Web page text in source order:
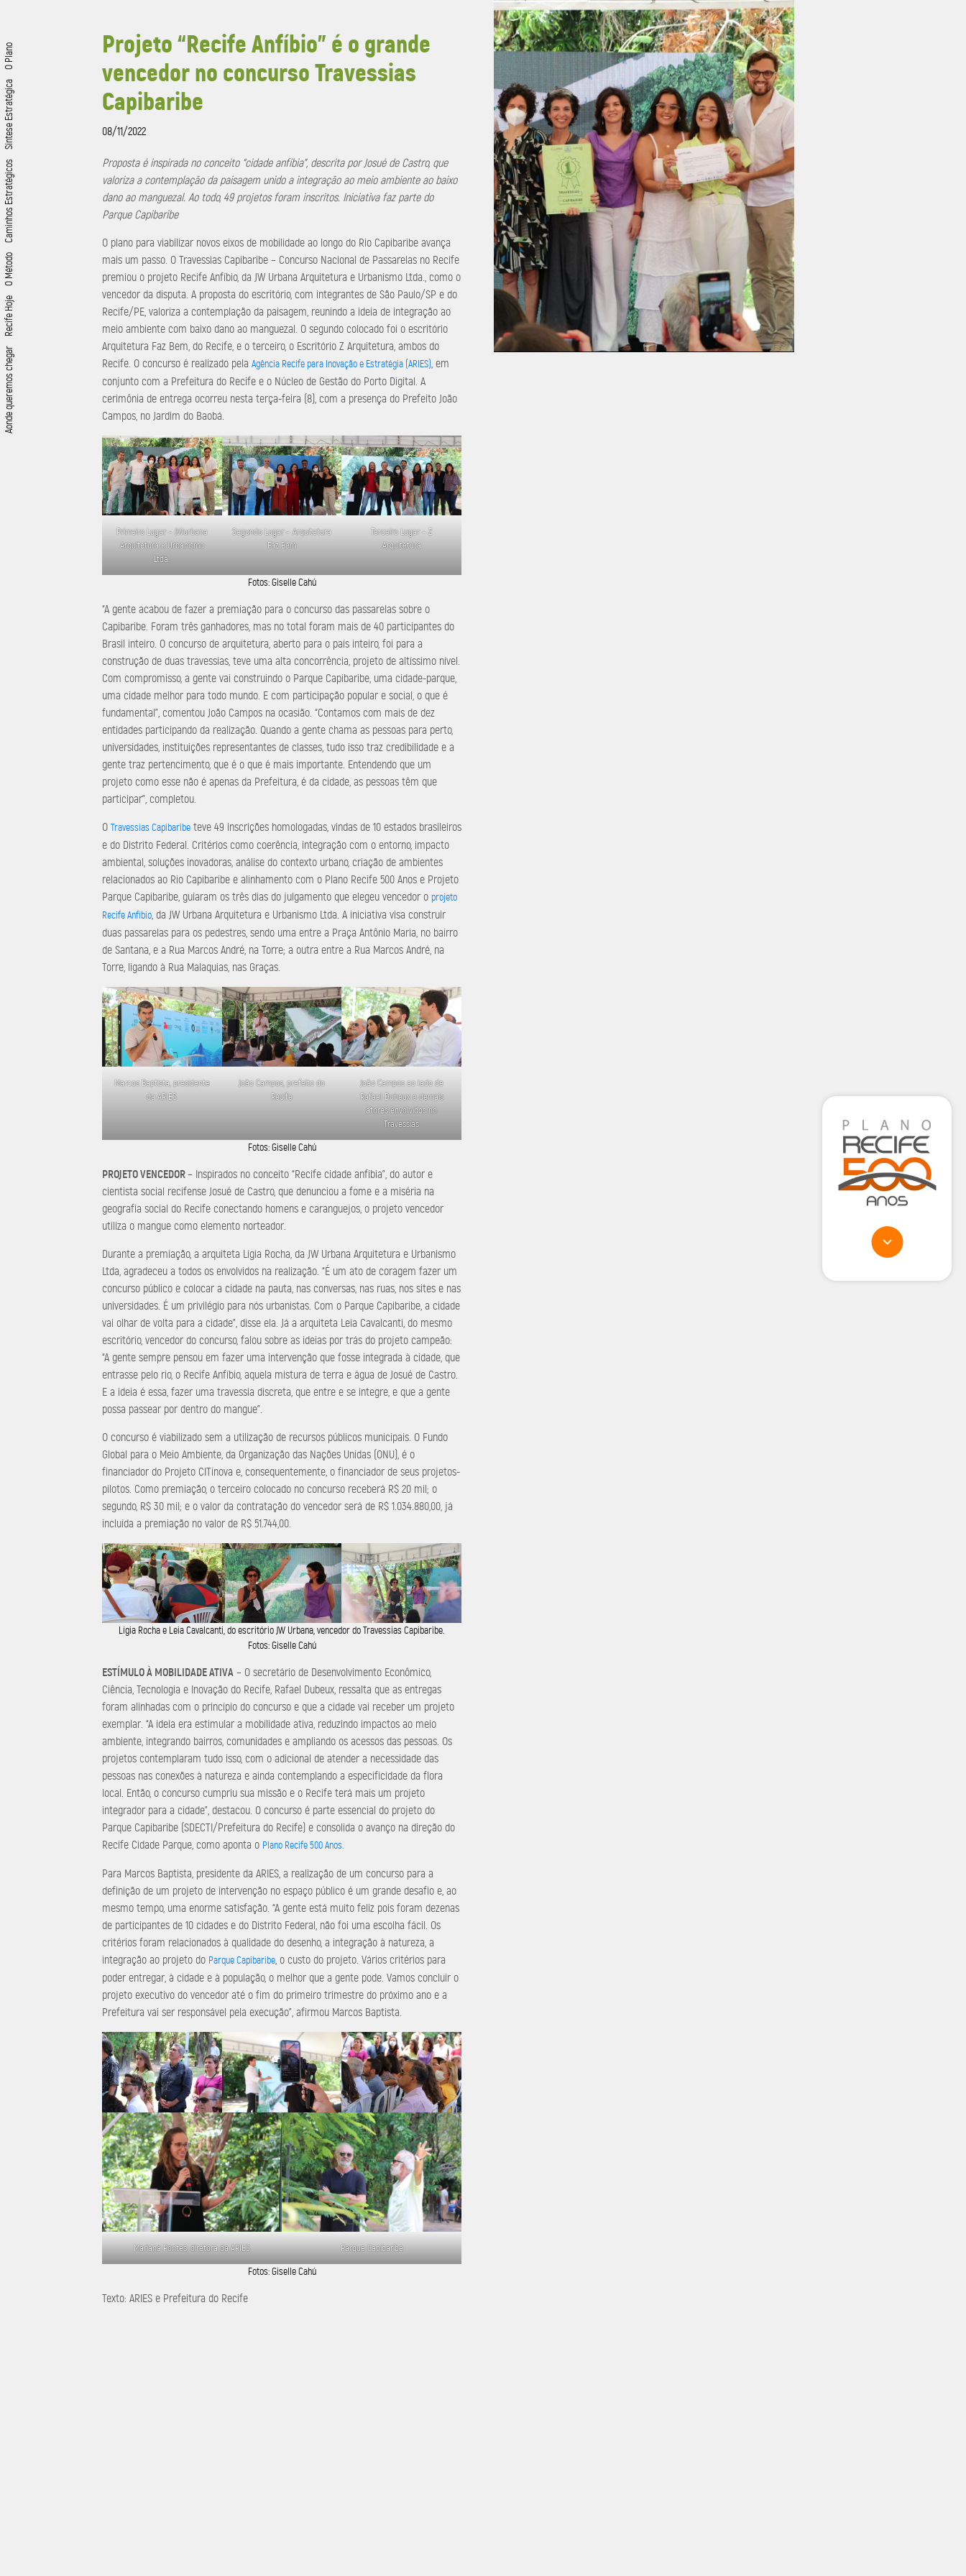
Aonde queremos chegar
Recife Hoje
O Método
Caminhos Estratégicos
Síntese Estratégica
O Plano
Projeto “Recife Anfíbio” é o grande
vencedor no concurso Travessias
Capibaribe
08/11/2022
Proposta é inspirada no conceito “cidade anfíbia”, descrita por Josué de Castro, que
valoriza a contemplação da paisagem unido a integração ao meio ambiente ao baixo
dano ao manguezal. Ao todo, 49 projetos foram inscritos. Iniciativa faz parte do
Parque Capibaribe
O plano para viabilizar novos eixos de mobilidade ao longo do Rio Capibaribe avança
mais um passo. O Travessias Capibaribe – Concurso Nacional de Passarelas no Recife
premiou o projeto Recife Anfíbio, da JW Urbana Arquitetura e Urbanismo Ltda., como o
vencedor da disputa. A proposta do escritório, com integrantes de São Paulo/SP e do
Recife/PE, valoriza a contemplação da paisagem, reunindo a ideia de integração ao
meio ambiente com baixo dano ao manguezal. O segundo colocado foi o escritório
Arquitetura Faz Bem, do Recife, e o terceiro, o Escritório Z Arquitetura, ambos do
Recife. O concurso é realizado pela Agência Recife para Inovação e Estratégia (ARIES), em
conjunto com a Prefeitura do Recife e o Núcleo de Gestão do Porto Digital. A
cerimônia de entrega ocorreu nesta terça-feira (8), com a presença do Prefeito João
Campos, no Jardim do Baobá.
Primeiro Lugar – JWurbana
Arquitetura e Urbanismo
Ltda.
Segundo Lugar – Arquitetura
Faz Bem
Terceiro Lugar – Z
Arquitetura
Fotos: Giselle Cahú
“A gente acabou de fazer a premiação para o concurso das passarelas sobre o
Capibaribe. Foram três ganhadores, mas no total foram mais de 40 participantes do
Brasil inteiro. O concurso de arquitetura, aberto para o país inteiro, foi para a
construção de duas travessias, teve uma alta concorrência, projeto de altíssimo nível.
Com compromisso, a gente vai construindo o Parque Capibaribe, uma cidade-parque,
uma cidade melhor para todo mundo. E com participação popular e social, o que é
fundamental”, comentou João Campos na ocasião. “Contamos com mais de dez
entidades participando da realização. Quando a gente chama as pessoas para perto,
universidades, instituições representantes de classes, tudo isso traz credibilidade e a
gente traz pertencimento, que é o que é mais importante. Entendendo que um
projeto como esse não é apenas da Prefeitura, é da cidade, as pessoas têm que
participar”, completou.
O Travessias Capibaribe teve 49 inscrições homologadas, vindas de 10 estados brasileiros
e do Distrito Federal. Critérios como coerência, integração com o entorno, impacto
ambiental, soluções inovadoras, análise do contexto urbano, criação de ambientes
relacionados ao Rio Capibaribe e alinhamento com o Plano Recife 500 Anos e Projeto
Parque Capibaribe, guiaram os três dias do julgamento que elegeu vencedor o projeto
Recife Anfíbio, da JW Urbana Arquitetura e Urbanismo Ltda. A iniciativa visa construir
duas passarelas para os pedestres, sendo uma entre a Praça Antônio Maria, no bairro
de Santana, e a Rua Marcos André, na Torre; a outra entre a Rua Marcos André, na
Torre, ligando à Rua Malaquias, nas Graças.
Marcos Baptista, presidente
da ARIES
João Campos, prefeito do
Recife
João Campos ao lado de
Rafael Dubeux e demais
atores envolvidos no
Travessias
Fotos: Giselle Cahú
PROJETO VENCEDOR– Inspirados no conceito “Recife cidade anfíbia”, do autor e
cientista social recifense Josué de Castro, que denunciou a fome e a miséria na
geografia social do Recife conectando homens e caranguejos, o projeto vencedor
utiliza o mangue como elemento norteador.
Durante a premiação, a arquiteta Lígia Rocha, da JW Urbana Arquitetura e Urbanismo
Ltda, agradeceu a todos os envolvidos na realização. “É um ato de coragem fazer um
concurso público e colocar a cidade na pauta, nas conversas, nas ruas, nos sites e nas
universidades. É um privilégio para nós urbanistas. Com o Parque Capibaribe, a cidade
vai olhar de volta para a cidade”, disse ela. Já a arquiteta Leia Cavalcanti, do mesmo
escritório, vencedor do concurso, falou sobre as ideias por trás do projeto campeão:
“A gente sempre pensou em fazer uma intervenção que fosse integrada à cidade, que
entrasse pelo rio, o Recife Anfíbio, aquela mistura de terra e água de Josué de Castro.
E a ideia é essa, fazer uma travessia discreta, que entre e se integre, e que a gente
possa passear por dentro do mangue”.
O concurso é viabilizado sem a utilização de recursos públicos municipais. O Fundo
Global para o Meio Ambiente, da Organização das Nações Unidas (ONU), é o
financiador do Projeto CITinova e, consequentemente, o financiador de seus projetos-
pilotos. Como premiação, o terceiro colocado no concurso receberá R$ 20 mil; o
segundo, R$ 30 mil; e o valor da contratação do vencedor será de R$ 1.034.880,00, já
incluída a premiação no valor de R$ 51.744,00.
Lígia Rocha e Leia Cavalcanti, do escritório JW Urbana, vencedor do Travessias Capibaribe.
Fotos: Giselle Cahú
ESTÍMULO À MOBILIDADE ATIVA – O secretário de Desenvolvimento Econômico,
Ciência, Tecnologia e Inovação do Recife, Rafael Dubeux, ressalta que as entregas
foram alinhadas com o princípio do concurso e que a cidade vai receber um projeto
exemplar. “A ideia era estimular a mobilidade ativa, reduzindo impactos ao meio
ambiente, integrando bairros, comunidades e ampliando os acessos das pessoas. Os
projetos contemplaram tudo isso, com o adicional de atender a necessidade das
pessoas nas conexões à natureza e ainda contemplando a especificidade da flora
local. Então, o concurso cumpriu sua missão e o Recife terá mais um projeto
integrador para a cidade”, destacou. O concurso é parte essencial do projeto do
Parque Capibaribe (SDECTI/Prefeitura do Recife) e consolida o avanço na direção do
Recife Cidade Parque, como aponta o Plano Recife 500 Anos.
Para Marcos Baptista, presidente da ARIES, a realização de um concurso para a
definição de um projeto de intervenção no espaço público é um grande desafio e, ao
mesmo tempo, uma enorme satisfação. “A gente está muito feliz pois foram dezenas
de participantes de 10 cidades e do Distrito Federal, não foi uma escolha fácil. Os
critérios foram relacionados à qualidade do desenho, a integração à natureza, a
integração ao projeto do Parque Capibaribe, o custo do projeto. Vários critérios para
poder entregar, à cidade e à população, o melhor que a gente pode. Vamos concluir o
projeto executivo do vencedor até o fim do primeiro trimestre do próximo ano e a
Prefeitura vai ser responsável pela execução”, afirmou Marcos Baptista.
Mariana Pontes, diretora da ARIES Parque Capibaribe
Fotos: Giselle Cahú
Texto: ARIES e Prefeitura do Recife